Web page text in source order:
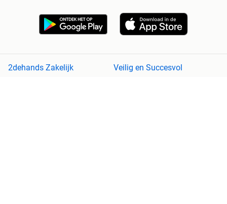
2dehands Zakelijk
Veilig en Succesvol